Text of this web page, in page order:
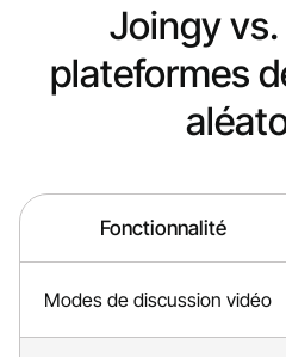
Joingy
plateformes
Fonctionnalité
Modes de discussion vidéo